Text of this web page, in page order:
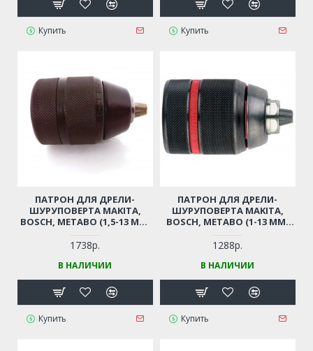
Купить Купить
ПАТРОН ДЛЯ ДРЕЛИ-
ШУРУПОВЕРТА MAKITA,
BOSCH, METABO (1,5-13 ММ,
ПРОФЕССИОНАЛЬНЫЙ
БЫСТРОЗАЖИМНОЙ С
ТРЕЩЕТКОЙ
1738р.
В НАЛИЧИИ
Купить
ПАТРОН ДЛЯ ДРЕЛИ-
ШУРУПОВЕРТА MAKITA,
BOSCH, METABO (1-13 ММ,
ПРОФЕССИОНАЛЬНЫЙ
БЫСТРОЗАЖИМНОЙ С
ТРЕЩЕТКОЙ
1288р.
В НАЛИЧИИ
Купить